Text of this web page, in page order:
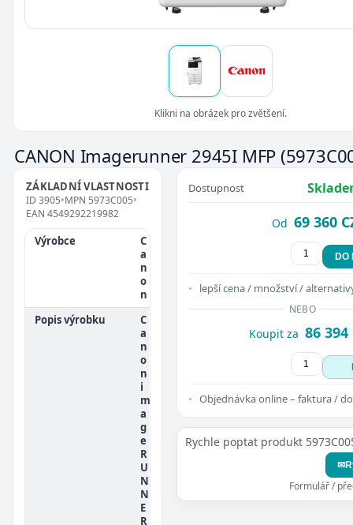
Klikni na obrázek pro zvětšení.
CANON Imagerunner 2945I MFP
ZÁKLADNÍ VLASTNOSTI
ID 3905•MPN 5973C005•
EAN 4549292219982
Výrobce
C
a
n
o
n
Popis výrobku
C
a
n
o
n
i
m
a
g
e
R
U
N
N
E
R
Dostupnost
Od 69 360
DO
lepší cena / množství /
NEBO
Koupit za 86 394
Objednávka online – faktura /
Rychle poptat produkt
✉
Formulář /